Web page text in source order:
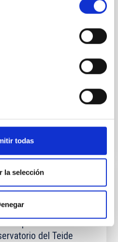
todas
la selección
de la red
de la red ASTRI de
y Apéndices que lo
Institut für
de España para la
solares
del Teide